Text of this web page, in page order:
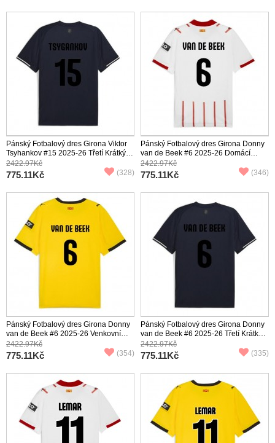
Pánský Fotbalový dres Girona Viktor
Tsyhankov #15 2025-26 Třetí Krátký
Rukáv
2422.97Kč
775.11Kč (328)
Pánský Fotbalový dres Girona Donny
van de Beek #6 2025-26 Domácí
Krátký Rukáv
2422.97Kč
775.11Kč (346)
Pánský Fotbalový dres Girona Donny
van de Beek #6 2025-26 Venkovní
Krátký Rukáv
2422.97Kč
775.11Kč (354)
Pánský Fotbalový dres Girona Donny
van de Beek #6 2025-26 Třetí Krátký
Rukáv
2422.97Kč
775.11Kč (335)